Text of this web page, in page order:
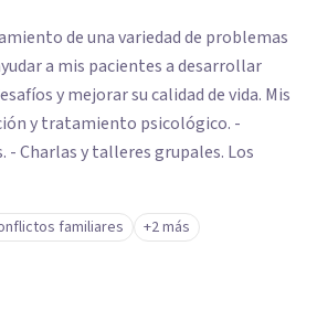
de una variedad de problemas
a mis pacientes a desarrollar
y mejorar su calidad de vida. Mis
y tratamiento psicológico. -
- Charlas y talleres grupales. Los
familiares +2 más